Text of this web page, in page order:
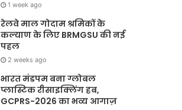
1 week ago
रेलवे माल गोदाम श्रमिकों के
कल्याण के लिए BRMGSU की नई
पहल
2 weeks ago
भारत मंडपम बना ग्लोबल
प्लास्टिक रीसाइक्लिंग हब,
GCPRS-2026 का भव्य आगाज़